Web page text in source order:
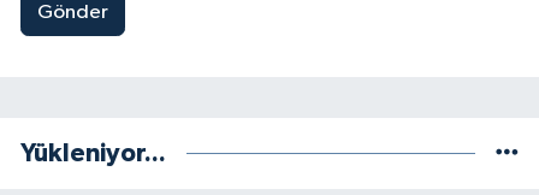
Gönder
Yükleniyor...